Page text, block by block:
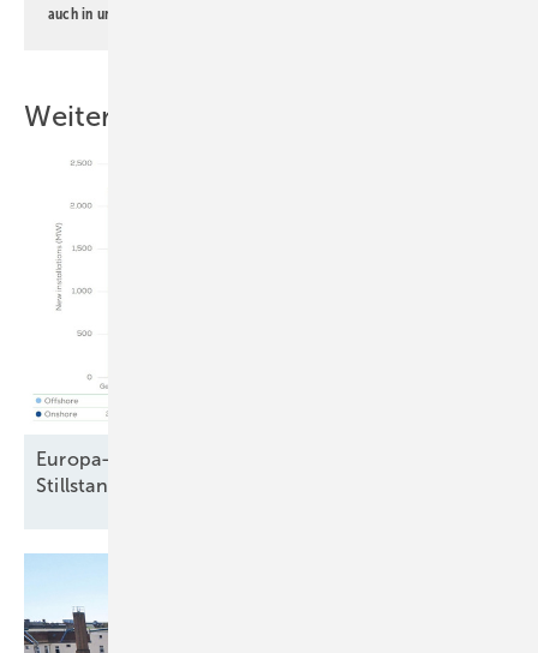
auch in unserer
Weitere Inhalte
Europa-Windparkbau auf Vorjahresniveau –
Stillstand in Frankreich und